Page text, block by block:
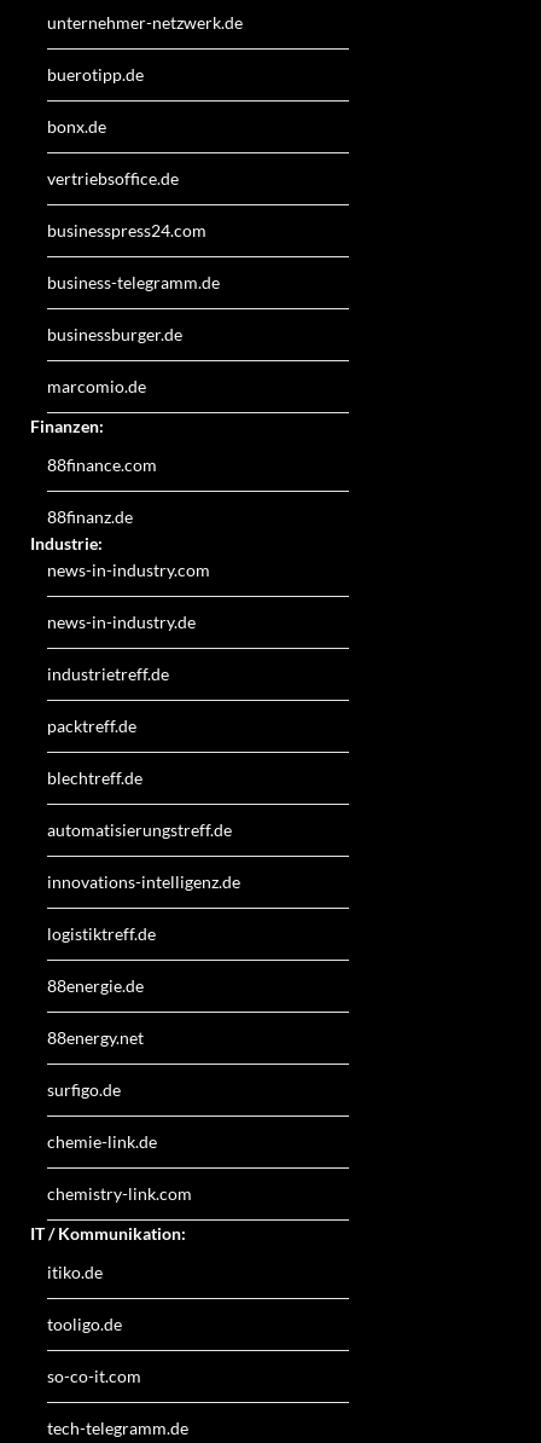
unternehmer-netzwerk.de
buerotipp.de
bonx.de
vertriebsoffice.de
businesspress24.com
business-telegramm.de
businessburger.de
marcomio.de
Finanzen:
88finance.com
88finanz.de
Industrie:
news-in-industry.com
news-in-industry.de
industrietreff.de
packtreff.de
blechtreff.de
automatisierungstreff.de
innovations-intelligenz.de
logistiktreff.de
88energie.de
88energy.net
surfigo.de
chemie-link.de
chemistry-link.com
IT / Kommunikation:
itiko.de
tooligo.de
so-co-it.com
tech-telegramm.de